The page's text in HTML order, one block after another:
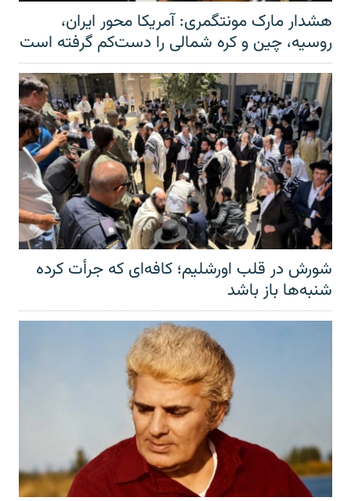
هشدار مارک مونتگمری: آمریکا محور ایران،
روسیه، چین و کره شمالی را دست‌کم گرفته است
شورش در قلب اورشلیم؛ کافه‌ای که جرأت کرده
شنبه‌ها باز باشد